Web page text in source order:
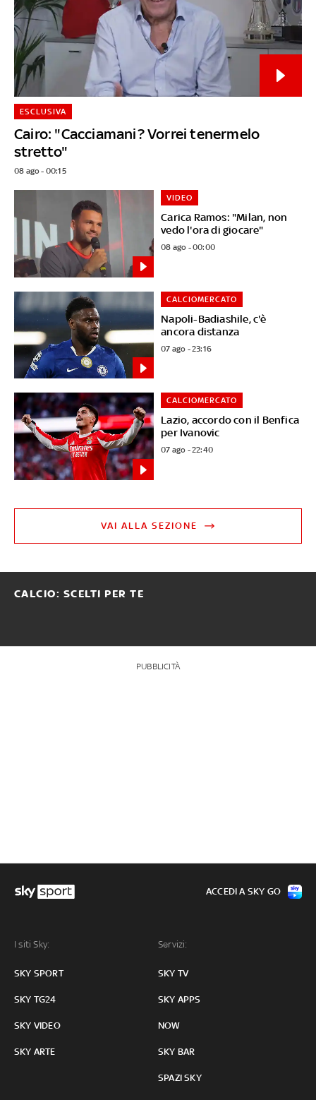
Cairo: "Cacciamani? Vorrei tenermelo
stretto"
ESCLUSIVA
08 ago - 00:15
Carica Ramos: "Milan, non
vedo l'ora di giocare"
VIDEO
08 ago - 00:00
Napoli-Badiashile, c'è
ancora distanza
CALCIOMERCATO
07 ago - 23:16
Lazio, accordo con il Benfica
per Ivanovic
CALCIOMERCATO
07 ago - 22:40
VAI ALLA SEZIONE
CALCIO: SCELTI PER TE
PUBBLICITÀ
I siti Sky:
SKY SPORT
SKY TG24
SKY VIDEO
SKY ARTE
Servizi:
SKY TV
SKY APPS
NOW
SKY BAR
SPAZI SKY
ACCEDI A SKY GO